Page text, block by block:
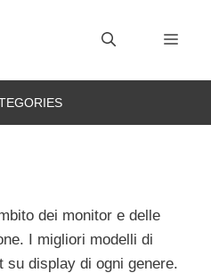
dei monitor e delle
I migliori modelli di
su display di ogni genere.